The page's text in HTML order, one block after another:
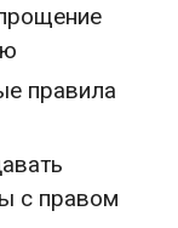
правила
с правом